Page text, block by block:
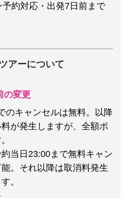
予約対応・出発7日前まで
アーについて
の変更
のキャンセルは無料。以降
が発生しますが、全額ポ
当日23:00まで無料キャン
。それ以降は取消料発生
。